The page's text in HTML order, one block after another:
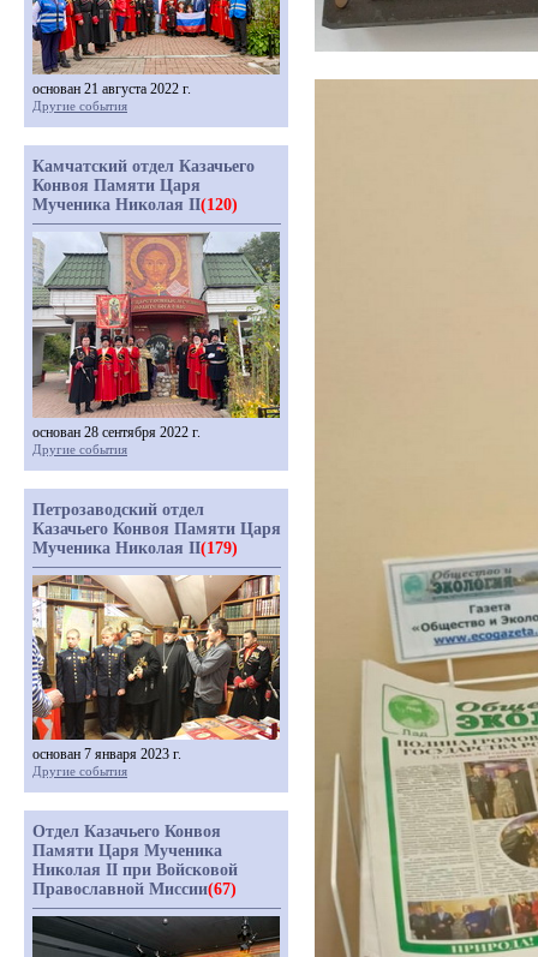
основан 21 августа 2022 г.
Другие события
Камчатский отдел Казачьего
Конвоя Памяти Царя
Мученика Николая II(120)
основан 28 сентября 2022 г.
Другие события
Петрозаводский отдел
Казачьего Конвоя Памяти Царя
Мученика Николая II(179)
основан 7 января 2023 г.
Другие события
Отдел Казачьего Конвоя
Памяти Царя Мученика
Николая II при Войсковой
Православной Миссии(67)